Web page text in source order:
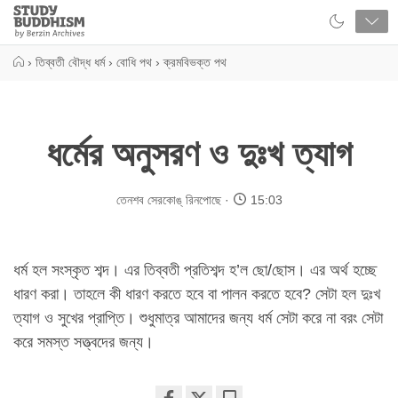
Close
Study
Buddhism
› তিব্বতী বৌদ্ধ ধর্ম › বোধি পথ ›ক্রমবিভক্ত পথ
ধর্মের অনুসরণ ও দুঃখ ত্যাগ
তেনশব সেরকোঙ্‌ রিনপোছে 15:03
ধর্ম হল সংস্কৃত শব্দ। এর তিব্বতী প্রতিশব্দ হ’ল ছো/ছোস। এর অর্থ হচ্ছে
ধারণ করা। তাহলে কী ধারণ করতে হবে বা পালন করতে হবে? সেটা হল দুঃখ
ত্যাগ ও সুখের প্রাপ্তি। শুধুমাত্র আমাদের জন্য ধর্ম সেটা করে না বরং সেটা
করে সমস্ত সত্ত্বদের জন্য।